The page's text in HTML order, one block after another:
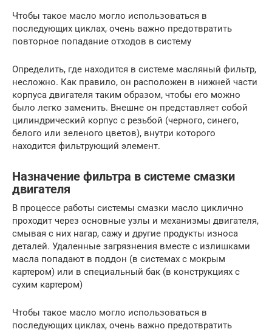
Чтобы такое масло могло использоваться в
последующих циклах, очень важно предотвратить
повторное попадание отходов в систему
Определить, где находится в системе масляный фильтр,
несложно. Как правило, он расположен в нижней части
корпуса двигателя таким образом, чтобы его можно
было легко заменить. Внешне он представляет собой
цилиндрический корпус с резьбой (черного, синего,
белого или зеленого цветов), внутри которого
находится фильтрующий элемент.
Назначение фильтра в системе смазки
двигателя
В процессе работы системы смазки масло циклично
проходит через основные узлы и механизмы двигателя,
смывая с них нагар, сажу и другие продукты износа
деталей. Удаленные загрязнения вместе с излишками
масла попадают в поддон (в системах с мокрым
картером) или в специальный бак (в конструкциях с
сухим картером)
Чтобы такое масло могло использоваться в
последующих циклах, очень важно предотвратить